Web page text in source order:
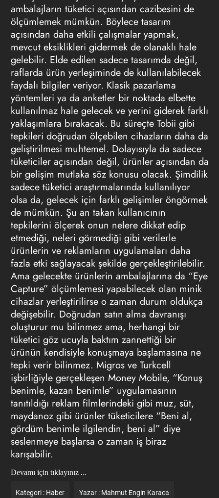
ambalajların tüketici açısından cazibesini de
ölçümlemek mümkün. Böylece tasarım
açısından daha etkili çalışmalar yapmak,
mevcut eksiklikleri gidermek de olanaklı hale
gelebilir. Elde edilen sadece tasarımda değil,
raflarda ürün yerleşiminde de kullanılabilecek
faydalı bilgiler veriyor. Klasik pazarlama
yöntemleri ya da anketler bir noktada elbette
kullanılmaz hale gelecek ve yerini giderek farklı
yaklaşımlara bırakacak. Bu süreçte Tobii gibi
tepkileri doğrudan ölçebilen cihazların daha da
geliştirilmesi muhtemel. Dolayısıyla da sadece
tüketiciler açısından değil, ürünler açısından da
bir gelişim mutlaka söz konusu olacak. Şimdilik
sadece tüketici araştırmalarında kullanılıyor
olsa da, gelecek için farklı gelişimler öngörmek
de mümkün. Şu an takan kullanıcının
tepkilerini ölçerek onun nelere dikkat edip
etmediği, neleri görmediği gibi verilerle
ürünlerin ve reklamların uygulamaları daha
fazla etki sağlayacak şekilde gerçekleştirilebilir.
Ama gelecekte ürünlerin ambalajlarına da “Eye
Capture” ölçümlemesi yapabilecek olan minik
cihazlar yerleştirilirse o zaman durum oldukça
değişebilir. Doğrudan satın alma davranışı
oluşturur mu bilinmez ama, herhangi bir
tüketici göz ucuyla baktım zannettiği bir
ürünün kendisiyle konuşmaya başlamasına ne
tepki verir bilinmez. Migros ve Turkcell
işbirliğiyle gerçekleşen Money Mobile, “Konuş
benimle, kazan benimle” uygulamasının
tanıtıldığı reklam filmlerindeki gibi muz, süt,
maydanoz gibi ürünler tüketicilere “Beni al,
gördüm benimle ilgilendin, beni al” diye
seslenmeye başlarsa o zaman iş biraz
karışabilir.
Devamı için tıklayınız ...
Kategori : Haber Yazar : Mahmut Engin Karaca